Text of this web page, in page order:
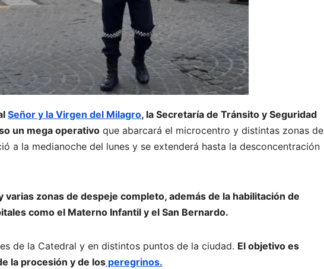
Señor y la Virgen del Milagro, la Secretaría de Tránsito y Seguridad
un mega operativo que abarcará el microcentro y distintas zonas de
a la medianoche del lunes y se extenderá hasta la desconcentración
zonas de despeje completo, además de la habilitación de
como el Materno Infantil y el San Bernardo.
de la Catedral y en distintos puntos de la ciudad. El objetivo es
la procesión y de los peregrinos.